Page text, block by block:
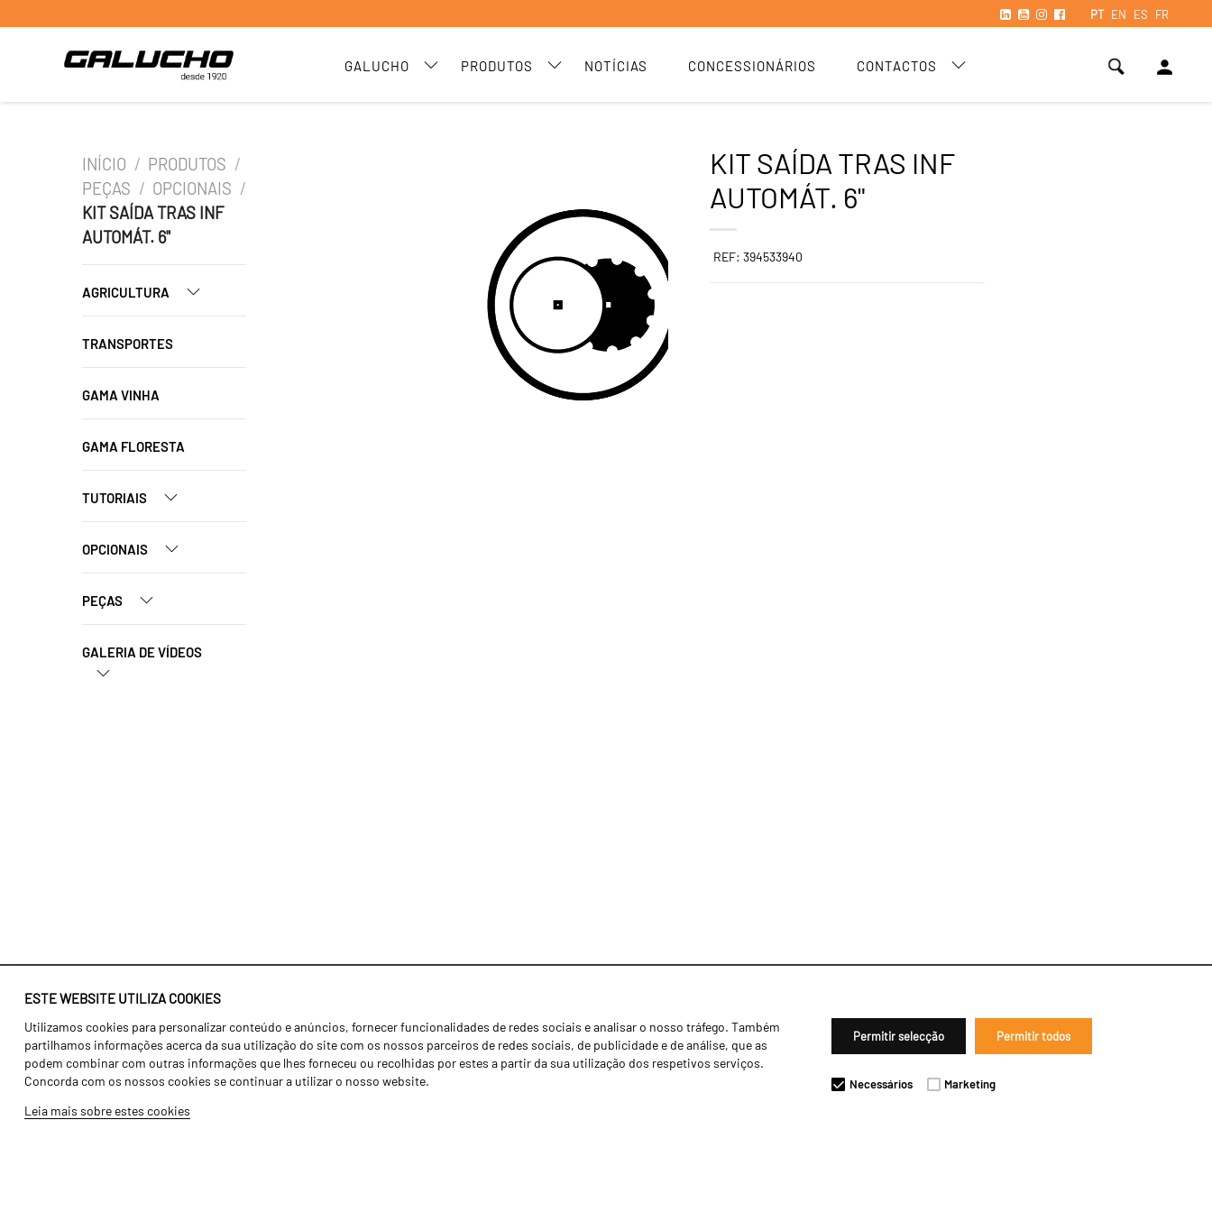
PT EN ES FR
GALUCHO PRODUTOS NOTÍCIAS CONCESSIONÁRIOS CONTACTOS person
ESTE WEBSITE UTILIZA COOKIES
Utilizamos cookies para personalizar conteúdo e anúncios, fornecer funcionalidades de redes sociais e analisar o nosso tráfego. Também
partilhamos informações acerca da sua utilização do site com os nossos parceiros de redes sociais, de publicidade e de análise, que as
podem combinar com outras informações que lhes forneceu ou recolhidas por estes a partir da sua utilização dos respetivos serviços.
Concorda com os nossos cookies se continuar a utilizar o nosso website.
Leia mais sobre estes cookies
Permitir selecção Permitir todos
Necessários Marketing
INÍCIO / PRODUTOS /
PEÇAS / OPCIONAIS /
KIT SAÍDA TRAS INF
AUTOMÁT. 6"
AGRICULTURA
TRANSPORTES
GAMA VINHA
GAMA FLORESTA
TUTORIAIS
OPCIONAIS
PEÇAS
GALERIA DE VÍDEOS
KIT SAÍDA TRAS INF
AUTOMÁT. 6"
REF: 394533940
Identidade
História
Fábrica / Produção
Recursos Humanos
Agricultura
Transportes
Gama Floresta
Notícias
Concessionários